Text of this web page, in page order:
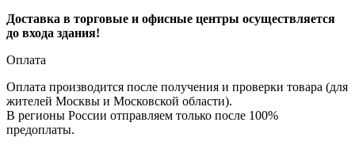
Доставка в торговые и офисные центры осуществляется
до входа здания!
Оплата
Оплата производится после получения и проверки товара (для
жителей Москвы и Московской области).
В регионы России отправляем только после 100%
предоплаты.